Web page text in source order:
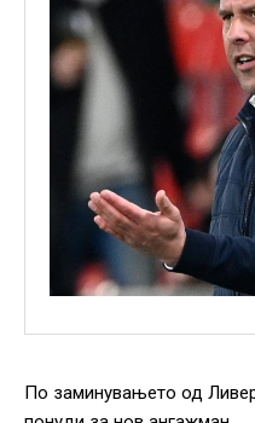
По заминувањето од